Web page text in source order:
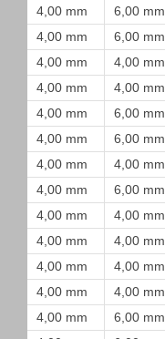
4,00 mm
6,00 mm
4,00 mm
6,00 mm
4,00 mm
4,00 mm
4,00 mm
4,00 mm
4,00 mm
6,00 mm
4,00 mm
6,00 mm
4,00 mm
4,00 mm
4,00 mm
6,00 mm
4,00 mm
4,00 mm
4,00 mm
4,00 mm
4,00 mm
4,00 mm
4,00 mm
4,00 mm
4,00 mm
6,00 mm